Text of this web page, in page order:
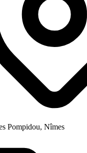
Pompidou, Nîmes